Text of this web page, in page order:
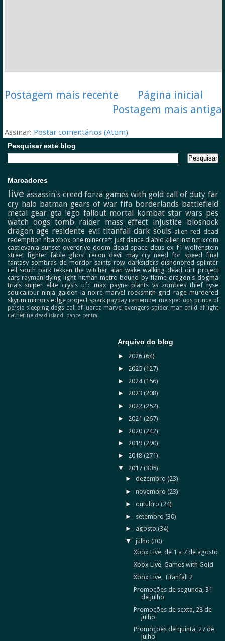
Postagem mais recente
Postagem mais antiga
Página inicial
Assinar: Postar comentários (Atom)
Pesquisar este blog
Marcadores
live assassin's creed forza games with gold call of duty far
cry halo batman gears of war fifa borderlands battlefield
metal gear gta lego fallout mortal kombat star wars pes
watch dogs tomb raider mass effect injustice bioshock
dragon age residente evil titanfall dark souls alien red dead
redemption nba xbox one minecraft just dance diablo killer instinct xcom
castlevania sunset overdrive doom dead space deus ex f1 wolfenstein
street fighter fable ghost recon devil may cry need for speed final
fantasy sombras de mordor saints row darksiders dishonored splinter
cell south park tekken the witcher alan wake walking dead dirt project
cars rayman dying light hitman metro bound by flame dragon's dogma
trials sniper elite crysis ufc max payne plants vs zombies thief ryse
soulcalibur ninja gaiden la noire marvel rocksmith grid rage murdered
skyrim mirrors edge project spark payday remember me spec ops prince of
persia sleeping dogs call of Juarez marvel avengers spider man child of light
catherine dead island. dance central
Arquivo do blog
► 2026 (64)
► 2025 (127)
► 2024(156)
► 2023 (208)
► 2022 (252)
► 2021 (267)
► 2020 (242)
► 2019 (290)
► 2018 (271)
▼ 2017 (305)
►dezembro(23)
►novembro(23)
►outubro(24)
► setembro(30)
► agosto(34)
▼julho(30)
Xbox Live, de 1 a 7 de agosto
Xbox Live, Games with Gold
Xbox Live, Titanfall 2
Promoções de segunda, 31
de julho
Promoções de sexta, 28 de
julho
Promoções de quinta, 27 de
julho